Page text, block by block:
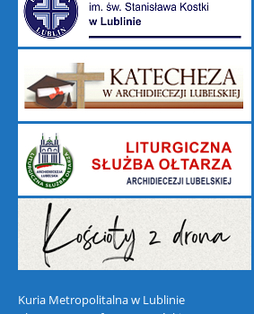
Kuria Metropolitalna w Lublinie